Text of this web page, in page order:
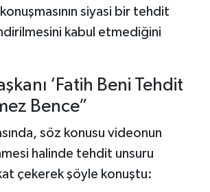
siyasi bir tehdit
kabul etmediğini
‘Fatih Beni Tehdit
Bence”
söz konusu videonun
halinde tehdit unsuru
çekerek şöyle konuştu: